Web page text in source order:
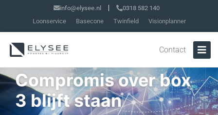
info@elysee.nl
0318 582 140
Loonservice
Basecone Twinfield Visionplanner
Contact
Compromis over box
3 blijft staan